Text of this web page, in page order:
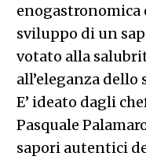
enogastronomica
sviluppo di un
votato alla
all’eleganza dello
E’ ideato dagli
Pasquale
sapori autentici